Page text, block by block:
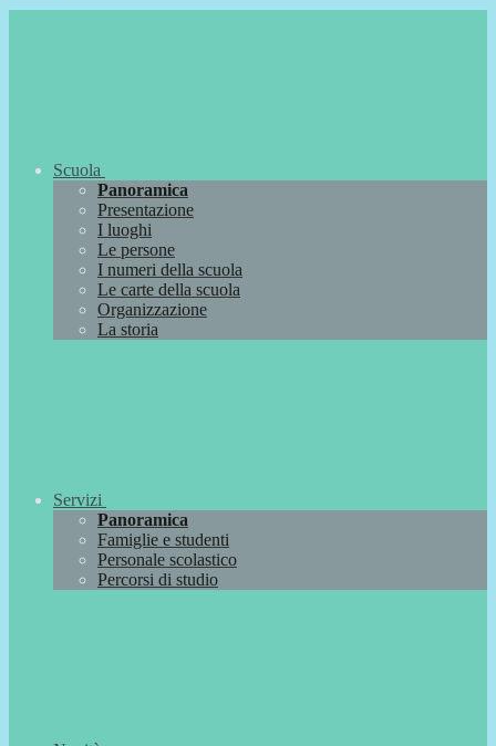
Scuola
Panoramica
Presentazione
I luoghi
Le persone
I numeri della scuola
Le carte della scuola
Organizzazione
La storia
Servizi
Panoramica
Famiglie e studenti
Personale scolastico
Percorsi di studio